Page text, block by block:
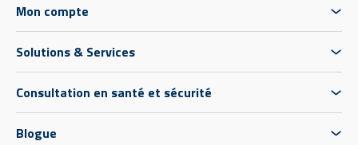
Mon compte
Solutions & Services
Consultation en santé et sécurité
Blogue